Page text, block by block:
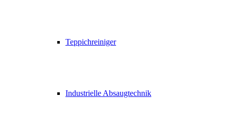
Teppichreiniger
Industrielle Absaugtechnik